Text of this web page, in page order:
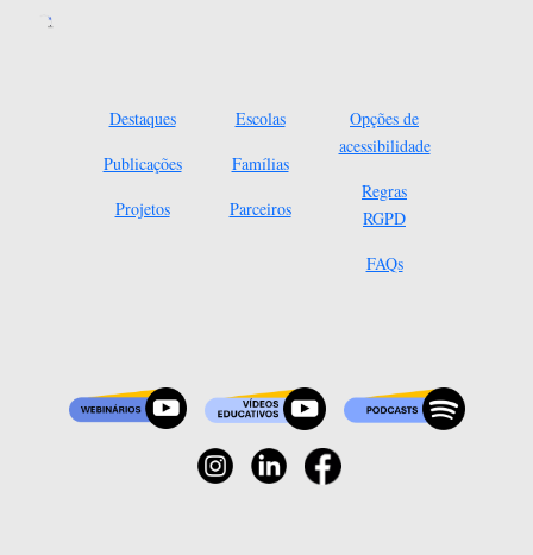
Destaques
Publicações
Projetos
Escolas
Famílias
Parceiros
Opções de
acessibilidade
Regras
RGPD
FAQs